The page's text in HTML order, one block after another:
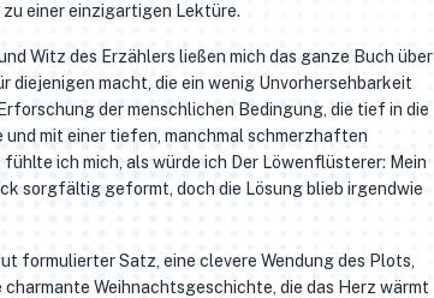
einer einzigartigen Lektüre.
Witz des Erzählers ließen mich das ganze Buch über
macht, die ein wenig Unvorhersehbarkeit
der menschlichen Bedingung, die tief in die
mit einer tiefen, manchmal schmerzhaften
ich mich, als würde ich Der Löwenflüsterer: Mein
sorgfältig geformt, doch die Lösung blieb irgendwie
formulierter Satz, eine clevere Wendung des Plots,
Weihnachtsgeschichte, die das Herz wärmt